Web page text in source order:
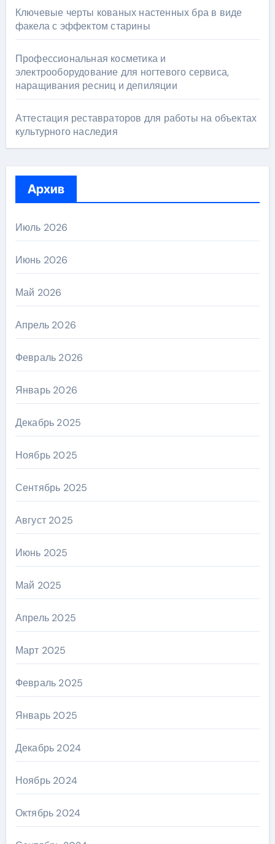
Ключевые черты кованых настенных бра в виде
факела с эффектом старины
Профессиональная косметика и
электрооборудование для ногтевого сервиса,
наращивания ресниц и депиляции
Аттестация реставраторов для работы на объектах
культурного наследия
Архив
Июль 2026
Июнь 2026
Май 2026
Апрель 2026
Февраль 2026
Январь 2026
Декабрь 2025
Ноябрь 2025
Сентябрь 2025
Август 2025
Июнь 2025
Май 2025
Апрель 2025
Март 2025
Февраль 2025
Январь 2025
Декабрь 2024
Ноябрь 2024
Октябрь 2024